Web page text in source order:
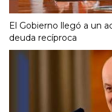
El Gobierno llegó a un
deuda recíproca